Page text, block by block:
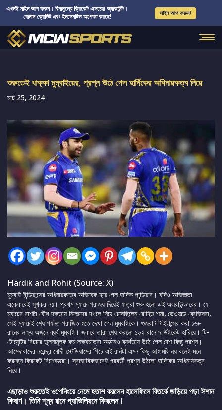
এখনই সাইন আপ করুন। বিনামূল্যে ক্রিকেট এক্সচেঞ্জ অ্যাকাউন্ট।
বোনাস ক্রেডিট এবং ইনসেনটিভ অপেক্ষা করছে!
সাইন আপ করুন!
শুরুতেই ধাক্কা মুম্বাইয়ের, প্রশ্ন উঠে গেল হার্দিকের অধিনায়কত্ব নিয়ে
মার্চ 25, 2024
Hardik and Rohit (Source: X)
মুম্বাই ইন্ডিয়ান্সের অধিনায়কত্বে অভিষেক হয়ে গেল হার্দিক পান্ডিয়ার। যদিও অভিজ্ঞতা
একেবারেই সুখকর নয়। প্রথম ম্যাচে পরাজয় দিয়েই যাত্রা শুরু হলো এই অলরাউন্ডারের। যে
ম্যাচের রাশটা যৌথ দক্ষতায় নিজেদের দখলে নিয়ে এসেছিলেন রোহিত শর্মা, ডেওয়াল্ড ব্রেভিসরা,
সেই ম্যাচেই শেষ পর্যন্ত পরাজিত হতে দেখা গেল মুম্বাইকে। গুজরাট টাইটান্সের করা ১৬৮
রানের লক্ষ্য অর্জনে ব্যর্থ মুম্বাই। জবাবে তারা শেষ করলো ১৬২ রানে ৯ উইকেট হারিয়ে। টি-
টোয়েন্টির বিচারে তুলনামূলক কম লক্ষ্যমাত্রা অর্জনেও ব্যর্থতায় উঠে গেল বেশ কিছু প্রশ্ন।
আমেদাবাদের নরেন্দ্র মোদী স্টেডিয়ামের পিচে এই রানটা এমন কিছু আহামরি নয় বলেই মনে
করছেন ক্রিকেট বিশেষজ্ঞরা। স্বাভাবিকভাবেই পরবর্তী প্রশ্ন উঠলো হার্দিকের অধিনায়কত্ব
নিয়ে।
এছাড়াও শুরুতেই ওপেনিংয়ে নেমে হতাশ করলেন হালেফিলে বিতর্কে জড়িয়ে পড়া ঈশান
কিষাণ। তিনি শূন্য রানে প্যাভিলিয়নে ফিরলেন।